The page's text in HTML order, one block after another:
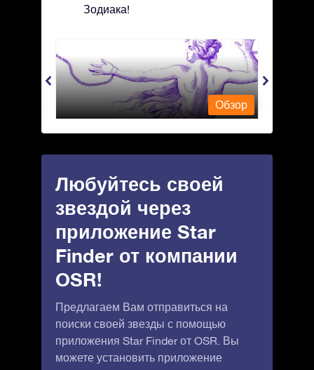
Зодиака!
Andromeda - Андромеда
Обзор
Любуйтесь своей
звездой через
приложение Star
Finder от компании
OSR!
Предлагаем Вам отправиться на
поиски своей звезды с помощью
приложения Star Finder от OSR. Вы
можете установить приложение